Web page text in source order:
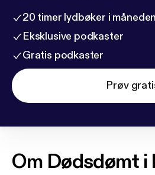
20 timer lydbøker i måneden
Eksklusive podkaster
Gratis podkaster
Prøv
Om Dødsdømt i